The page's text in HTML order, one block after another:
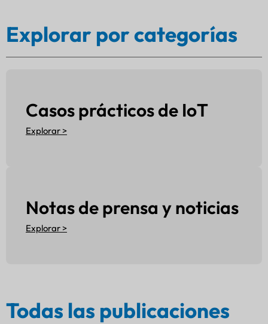
Explorar por categorías
Casos prácticos de IoT
Explorar >
Notas de prensa y noticias
Explorar >
Todas las publicaciones